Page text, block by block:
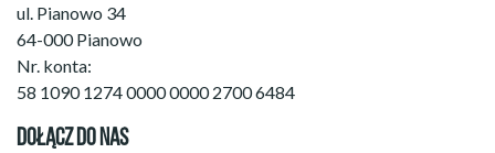
ul. Pianowo 34
64-000 Pianowo
Nr. konta:
58 1090 1274 0000 0000 2700 6484
DOŁĄCZ DO NAS